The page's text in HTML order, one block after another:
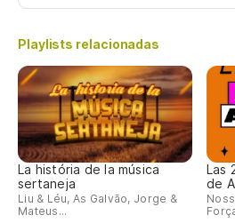
Playlists relacionadas
La história de la música
sertaneja
Liu & Léu, As Galvão, Jorge &
Mateus...
Las
de